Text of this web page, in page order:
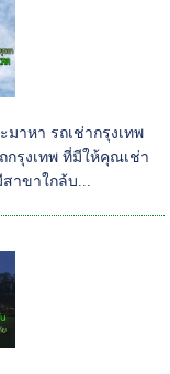
าหา รถเช่ากรุงเทพ
กรุงเทพ ที่มีให้คุณเช่า
าขาใกล้บ...